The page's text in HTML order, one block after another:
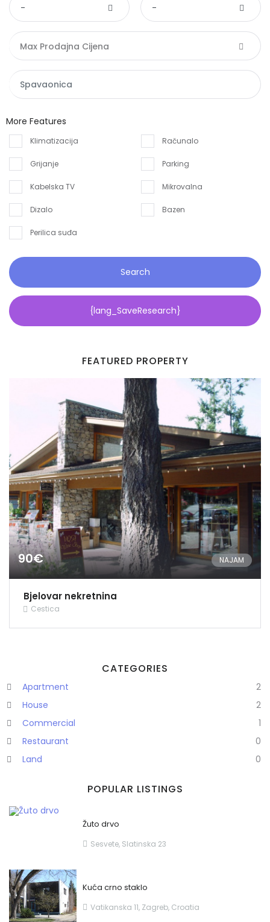
- -
Max Prodajna Cijena
More Features
Klimatizacija Računalo
Grijanje Parking
Kabelska TV Mikrovalna
Dizalo Bazen
Perilica suđa
Search
{lang_SaveResearch}
FEATURED PROPERTY
90€ NAJAM
Bjelovar nekretnina
Cestica
CATEGORIES
Apartment
2
House
2
Commercial
1
Restaurant
0
Land
0
POPULAR LISTINGS
Žuto drvo
Sesvete, Slatinska 23
Kuća crno staklo
Vatikanska 11, Zagreb, Croatia